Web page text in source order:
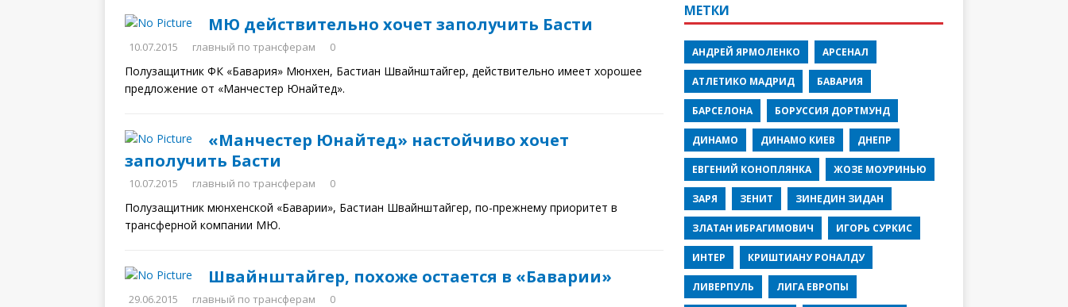
МЮ действительно хочет заполучить Басти
10.07.2015 главный по трансферам 0
Полузащитник ФК «Бавария» Мюнхен, Бастиан Швайнштайгер, действительно имеет хорошее
предложение от «Манчестер Юнайтед».
«Манчестер Юнайтед» настойчиво хочет
заполучить Басти
10.07.2015 главный по трансферам 0
Полузащитник мюнхенской «Баварии», Бастиан Швайнштайгер, по-прежнему приоритет в
трансферной компании МЮ.
Швайнштайгер, похоже остается в «Баварии»
29.06.2015 главный по трансферам 0
МЕТКИ
АНДРЕЙ ЯРМОЛЕНКО АРСЕНАЛ
АТЛЕТИКО МАДРИД БАВАРИЯ
БАРСЕЛОНА БОРУССИЯ ДОРТМУНД
ДИНАМО ДИНАМО КИЕВ ДНЕПР
ЕВГЕНИЙ КОНОПЛЯНКА ЖОЗЕ МОУРИНЬЮ
ЗАРЯ ЗЕНИТ ЗИНЕДИН ЗИДАН
ЗЛАТАН ИБРАГИМОВИЧ ИГОРЬ СУРКИС
ИНТЕР КРИШТИАНУ РОНАЛДУ
ЛИВЕРПУЛЬ ЛИГА ЕВРОПЫ